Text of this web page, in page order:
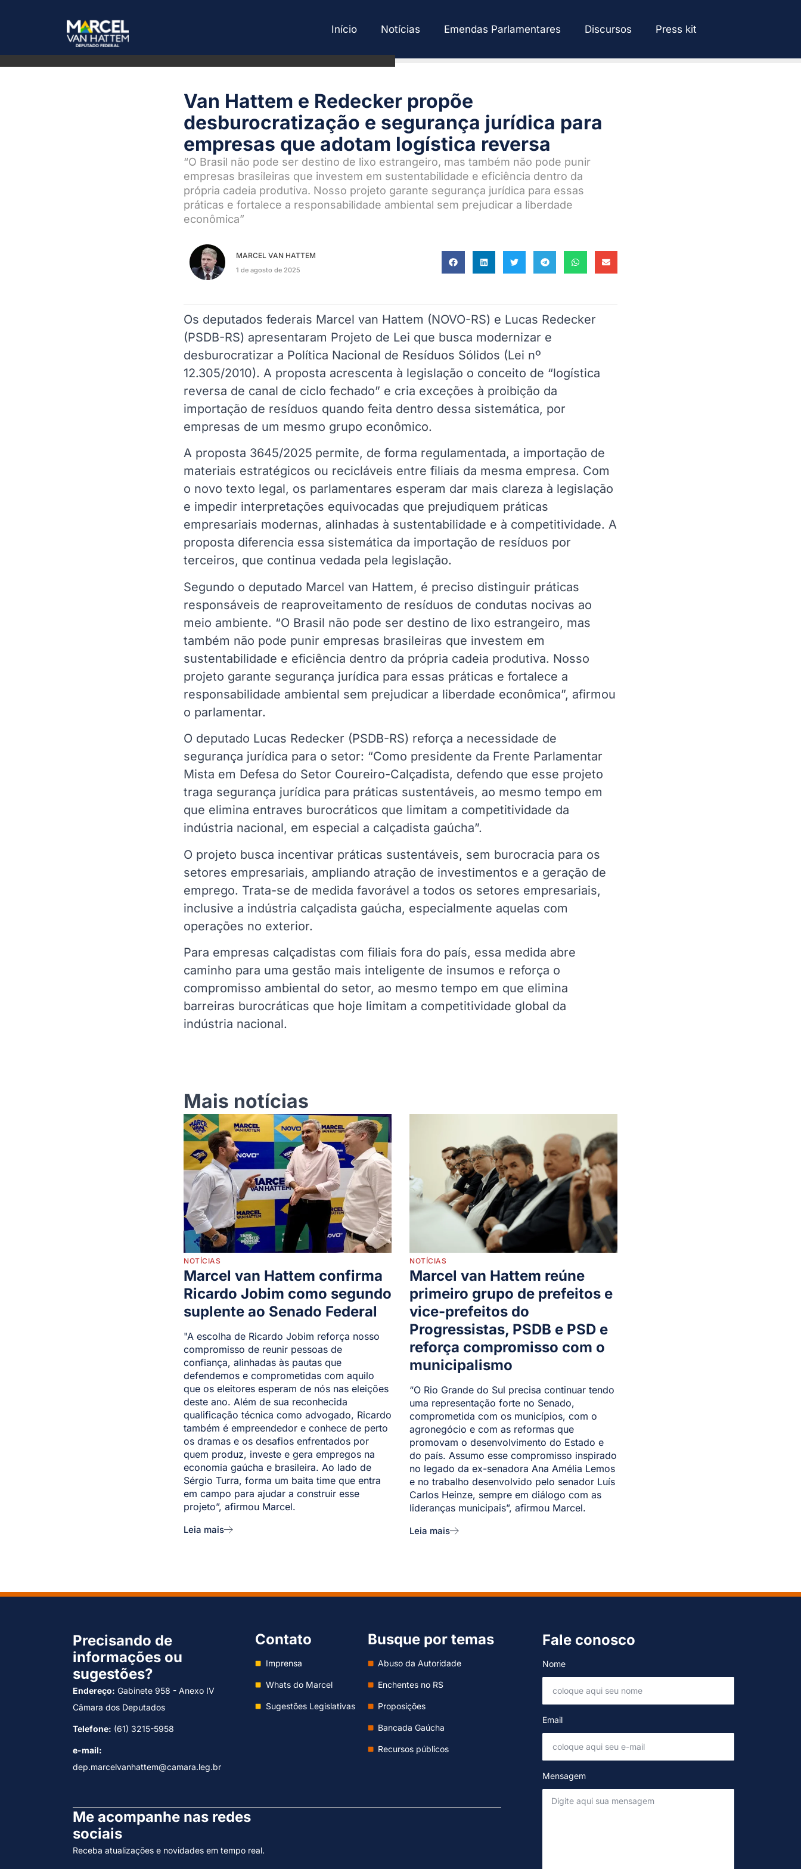
Início Notícias Emendas Parlamentares Discursos Press kit
Van Hattem e Redecker propõe
desburocratização e segurança jurídica para
empresas que adotam logística reversa
“O Brasil não pode ser destino de lixo estrangeiro, mas também não pode punir
empresas brasileiras que investem em sustentabilidade e eficiência dentro da
própria cadeia produtiva. Nosso projeto garante segurança jurídica para essas
práticas e fortalece a responsabilidade ambiental sem prejudicar a liberdade
econômica”
MARCEL VAN HATTEM
1 de agosto de 2025
Os deputados federais Marcel van Hattem (NOVO-RS) e Lucas Redecker
(PSDB-RS) apresentaram Projeto de Lei que busca modernizar e
desburocratizar a Política Nacional de Resíduos Sólidos (Lei nº
12.305/2010). A proposta acrescenta à legislação o conceito de “logística
reversa de canal de ciclo fechado” e cria exceções à proibição da
importação de resíduos quando feita dentro dessa sistemática, por
empresas de um mesmo grupo econômico.
A proposta 3645/2025 permite, de forma regulamentada, a importação de
materiais estratégicos ou recicláveis entre filiais da mesma empresa. Com
o novo texto legal, os parlamentares esperam dar mais clareza à legislação
e impedir interpretações equivocadas que prejudiquem práticas
empresariais modernas, alinhadas à sustentabilidade e à competitividade. A
proposta diferencia essa sistemática da importação de resíduos por
terceiros, que continua vedada pela legislação.
Segundo o deputado Marcel van Hattem, é preciso distinguir práticas
responsáveis de reaproveitamento de resíduos de condutas nocivas ao
meio ambiente. “O Brasil não pode ser destino de lixo estrangeiro, mas
também não pode punir empresas brasileiras que investem em
sustentabilidade e eficiência dentro da própria cadeia produtiva. Nosso
projeto garante segurança jurídica para essas práticas e fortalece a
responsabilidade ambiental sem prejudicar a liberdade econômica”, afirmou
o parlamentar.
O deputado Lucas Redecker (PSDB-RS) reforça a necessidade de
segurança jurídica para o setor: “Como presidente da Frente Parlamentar
Mista em Defesa do Setor Coureiro-Calçadista, defendo que esse projeto
traga segurança jurídica para práticas sustentáveis, ao mesmo tempo em
que elimina entraves burocráticos que limitam a competitividade da
indústria nacional, em especial a calçadista gaúcha”.
O projeto busca incentivar práticas sustentáveis, sem burocracia para os
setores empresariais, ampliando atração de investimentos e a geração de
emprego. Trata-se de medida favorável a todos os setores empresariais,
inclusive a indústria calçadista gaúcha, especialmente aquelas com
operações no exterior.
Para empresas calçadistas com filiais fora do país, essa medida abre
caminho para uma gestão mais inteligente de insumos e reforça o
compromisso ambiental do setor, ao mesmo tempo em que elimina
barreiras burocráticas que hoje limitam a competitividade global da
indústria nacional.
Mais notícias
NOTÍCIAS
Marcel van Hattem confirma
Ricardo Jobim como segundo
suplente ao Senado Federal
"A escolha de Ricardo Jobim reforça nosso
compromisso de reunir pessoas de
confiança, alinhadas às pautas que
defendemos e comprometidas com aquilo
que os eleitores esperam de nós nas eleições
deste ano. Além de sua reconhecida
qualificação técnica como advogado, Ricardo
também é empreendedor e conhece de perto
os dramas e os desafios enfrentados por
quem produz, investe e gera empregos na
economia gaúcha e brasileira. Ao lado de
Sérgio Turra, forma um baita time que entra
em campo para ajudar a construir esse
projeto”, afirmou Marcel.
Leia mais
NOTÍCIAS
Marcel van Hattem reúne
primeiro grupo de prefeitos e
vice-prefeitos do
Progressistas, PSDB e PSD e
reforça compromisso com o
municipalismo
“O Rio Grande do Sul precisa continuar tendo
uma representação forte no Senado,
comprometida com os municípios, com o
agronegócio e com as reformas que
promovam o desenvolvimento do Estado e
do país. Assumo esse compromisso inspirado
no legado da ex-senadora Ana Amélia Lemos
e no trabalho desenvolvido pelo senador Luís
Carlos Heinze, sempre em diálogo com as
lideranças municipais”, afirmou Marcel.
Leia mais
Precisando de
informações ou
sugestões?
Endereço: Gabinete 958 - Anexo IV
Câmara dos Deputados
Telefone: (61) 3215-5958
e-mail:
dep.marcelvanhattem@camara.leg.br
Me acompanhe nas redes
sociais
Receba atualizações e novidades em tempo real.
Contato
Imprensa
Whats do Marcel
Sugestões Legislativas
Busque por temas
Abuso da Autoridade
Enchentes no RS
Proposições
Bancada Gaúcha
Recursos públicos
Fale conosco
Nome
Email
Mensagem